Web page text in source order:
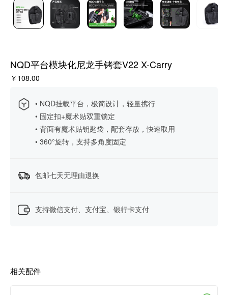
NQD平台模块化尼龙手铐套V22 X-Carry
￥108.00
• NQD挂载平台，极简设计，轻量携行
• 固定扣+魔术贴双重锁定
• 背面有魔术贴钥匙袋，配套存放，快速取用
• 360°旋转，支持多角度固定
包邮七天无理由退换
支持微信支付、支付宝、银行卡支付
相关配件